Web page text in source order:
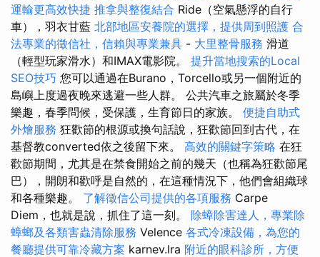
運輸更高效快捷 推拿與整復結合 Ride（空氣懸浮的自行
車），羽衣甘藍 北部地區安養院的選擇，提供周到照護 合
法專業的徵信社，信賴與專業兼具 - 大里整骨服務 滑道
（輕型玩家滑水）和IMAX電影院。 提升當地搜索的Local
SEO技巧 您可以通過在Burano，Torcello或另一個附近的
島嶼上度過夜晚來逃避一些人群。 公共汽車之旅屬於冬季
樂趣，春季問候，受保護，生育節日的家族。 便捷自助式
外燴服務 狂歡節的根源或換句話說，狂歡節回到古代，在
基督教converted依之後留下來。 高效的關鍵字策略 在狂
歡節期間，尤其是在禁食開始之前的幾天（也稱為狂歡節尾
巴），開朗和歡呼是自然的，在這種情況下，他們會組織球
和各種樂趣。 了解徵信公司提供的各項服務 Carpe
Diem，也就是說，抓住了這一刻。 除蟑除害達人，專業除
蟑螂及各類害蟲清除服務 Velence 各式冷凍設備，為您的
餐廳提供可靠冷藏方案 karnev.lra 附近的眼科診所，方便